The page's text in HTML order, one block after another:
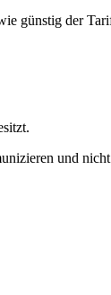
günstig der
und